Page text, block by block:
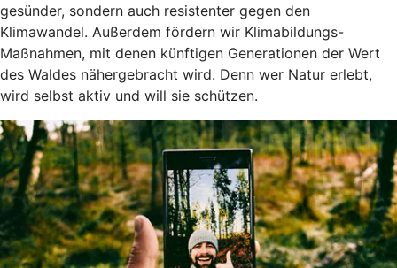
gesünder, sondern auch resistenter gegen den
Klimawandel. Außerdem fördern wir Klimabildungs-
Maßnahmen, mit denen künftigen Generationen der Wert
des Waldes nähergebracht wird. Denn wer Natur erlebt,
wird selbst aktiv und will sie schützen.